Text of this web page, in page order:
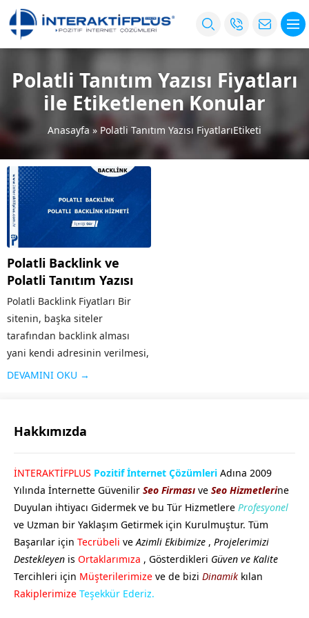
Polatli Tanıtım Yazısı Fiyatları
ile Etiketlenen Konular
Anasayfa » Polatli Tanıtım Yazısı FiyatlarıEtiketi
Polatli Backlink ve
Polatli Tanıtım Yazısı
Polatli Backlink Fiyatları Bir
sitenin, başka siteler
tarafından backlink alması
yani kendi adresinin verilmesi,
o sitenin hem reklamı olduğu
Sitenin güvenilirliği arttığı...
DEVAMINI OKU →
Hakkımızda
İNTERAKTİFPLUS Pozitif İnternet Çözümleri Adına 2009
Yılında İnternette Güvenilir Seo Firması ve Seo Hizmetlerine
Duyulan ihtiyacı Gidermek ve bu Tür Hizmetlere Profesyonel
ve Uzman bir Yaklaşım Getirmek için Kurulmuştur. Tüm
Başarılar için Tecrübeli ve Azimli Ekibimize , Projelerimizi
Destekleyen is Ortaklarımıza , Gösterdikleri Güven ve Kalite
Tercihleri için Müşterilerimize ve de bizi Dinamik kılan
Rakiplerimize Teşekkür Ederiz.
GÖKHAN GÖKMEN